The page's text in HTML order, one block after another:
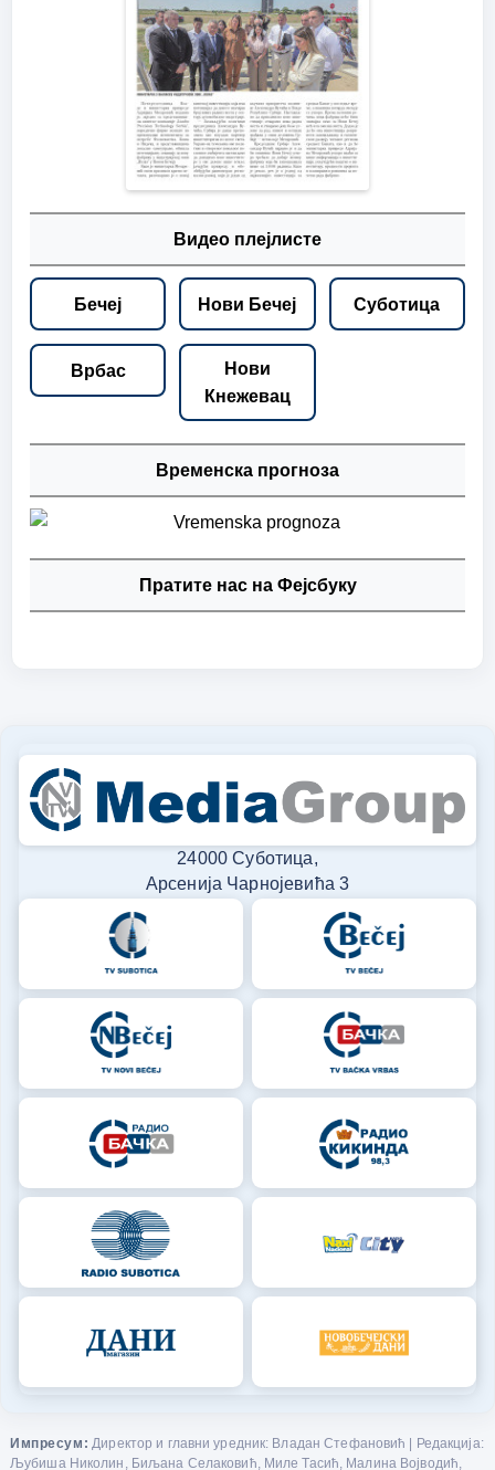
Видео плејлисте
Бечеј Нови Бечеј Суботица
Врбас
Нови
Кнежевац
Временска прогноза
Пратите нас на Фејсбуку
24000 Суботица,
Арсенија Чарнојевића 3
Импресум: Директор и главни уредник: Владан Стефановић | Редакција:
Љубиша Николин, Биљана Селаковић, Миле Тасић, Малина Војводић,